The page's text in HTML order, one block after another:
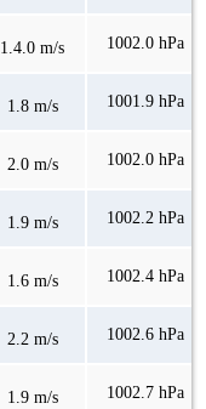
1.4.0 m/s 1002.0 hPa
1.8 m/s 1001.9 hPa
2.0 m/s 1002.0 hPa
1.9 m/s 1002.2 hPa
1.6 m/s 1002.4 hPa
2.2 m/s 1002.6 hPa
1.9 m/s 1002.7 hPa